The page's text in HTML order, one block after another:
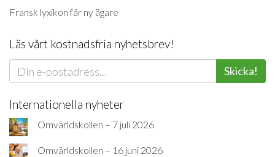
Fransk lyxikon får ny ägare
Läs vårt kostnadsfria nyhetsbrev!
Skicka!
Internationella nyheter
Omvärldskollen – 7 juli 2026
Omvärldskollen – 16 juni 2026